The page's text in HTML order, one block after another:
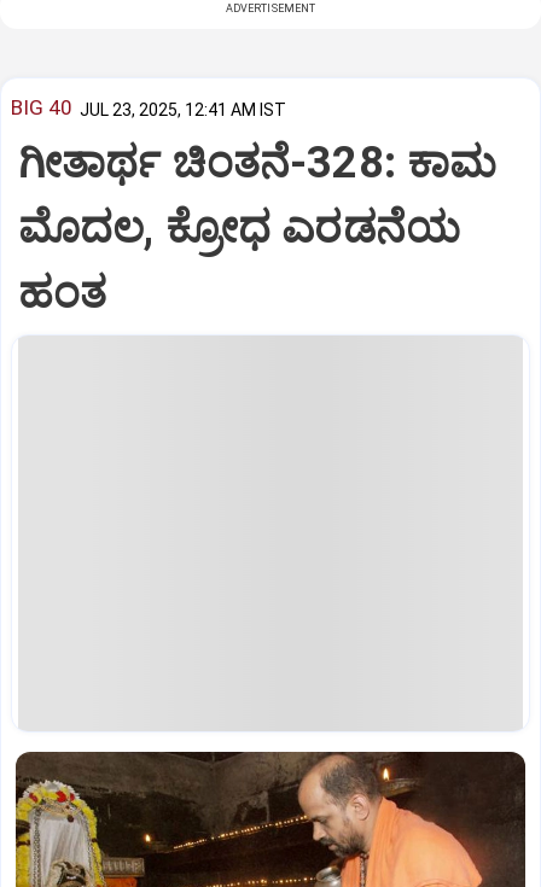
ADVERTISEMENT
BIG 40 JUL 23, 2025, 12:41 AM IST
ಗೀತಾರ್ಥ ಚಿಂತನೆ-328: ಕಾಮ
ಮೊದಲ, ಕ್ರೋಧ ಎರಡನೆಯ
ಹಂತ